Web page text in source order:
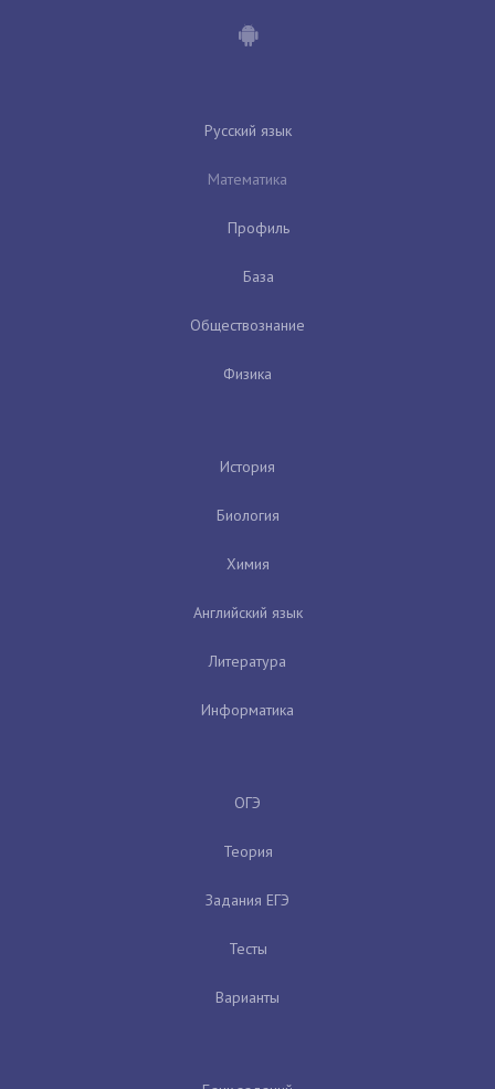
Русский язык
Математика
Профиль
База
Обществознание
Физика
История
Биология
Химия
Английский язык
Литература
Информатика
ОГЭ
Теория
Задания ЕГЭ
Тесты
Варианты